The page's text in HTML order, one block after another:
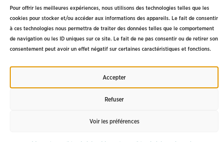
Pour offrir les meilleures expériences, nous utilisons des technologies telles que les
cookies pour stocker et/ou accéder aux informations des appareils. Le fait de consentir
à ces technologies nous permettra de traiter des données telles que le comportement
de navigation ou les ID uniques sur ce site. Le fait de ne pas consentir ou de retirer son
consentement peut avoir un effet négatif sur certaines caractéristiques et fonctions.
Accepter
Refuser
Voir les préférences
Mentions légales
Politique de confidentialité